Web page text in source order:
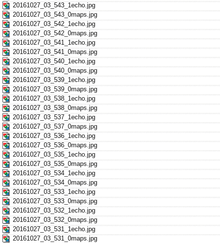
20161027_03_543_1echo.jpg
20161027_03_543_0maps.jpg
20161027_03_542_1echo.jpg
20161027_03_542_0maps.jpg
20161027_03_541_1echo.jpg
20161027_03_541_0maps.jpg
20161027_03_540_1echo.jpg
20161027_03_540_0maps.jpg
20161027_03_539_1echo.jpg
20161027_03_539_0maps.jpg
20161027_03_538_1echo.jpg
20161027_03_538_0maps.jpg
20161027_03_537_1echo.jpg
20161027_03_537_0maps.jpg
20161027_03_536_1echo.jpg
20161027_03_536_0maps.jpg
20161027_03_535_1echo.jpg
20161027_03_535_0maps.jpg
20161027_03_534_1echo.jpg
20161027_03_534_0maps.jpg
20161027_03_533_1echo.jpg
20161027_03_533_0maps.jpg
20161027_03_532_1echo.jpg
20161027_03_532_0maps.jpg
20161027_03_531_1echo.jpg
20161027_03_531_0maps.jpg